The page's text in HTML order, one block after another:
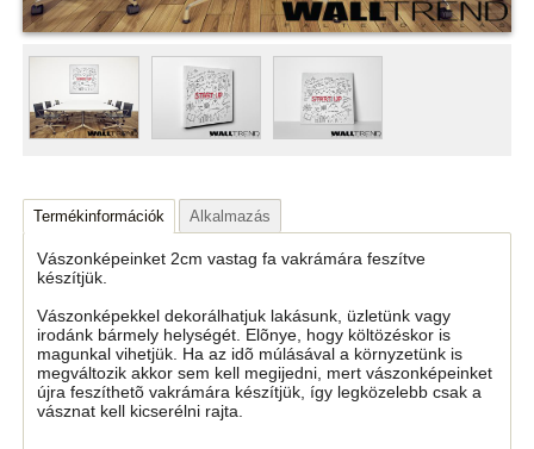
Termékinformációk Alkalmazás
Vászonképeinket 2cm vastag fa vakrámára feszítve
készítjük.
Vászonképekkel dekorálhatjuk lakásunk, üzletünk vagy
irodánk bármely helységét. Elõnye, hogy költözéskor is
magunkal vihetjük. Ha az idõ múlásával a környzetünk is
megváltozik akkor sem kell megijedni, mert vászonképeinket
újra feszíthetõ vakrámára készítjük, így legközelebb csak a
vásznat kell kicserélni rajta.